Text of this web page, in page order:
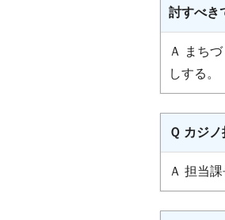
討すべき
Ａ まち
しする。
Ｑ カジ
Ａ 担当